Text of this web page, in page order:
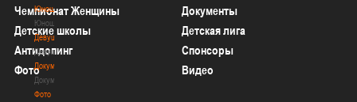
Юноши
Юноши
Девушки
Девушки
Документы
Документы
Фото
Чемпионат Женщины
Документы
Детские школы
Детская лига
Антидопинг
Спонсоры
Фото
Видео